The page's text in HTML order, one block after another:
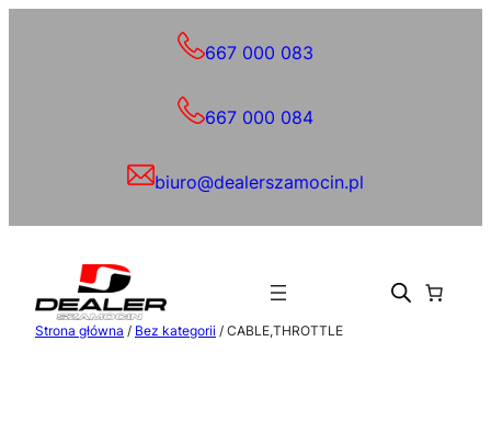
667 000 083
667 000 084
biuro@dealerszamocin.pl
Strona główna / Bez kategorii / CABLE,THROTTLE